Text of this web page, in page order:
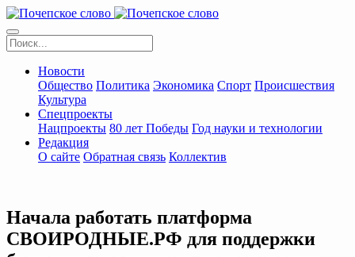
Новости
Общество Политика Экономика Спорт Происшествия
Культура
Спецпроекты
Нацпроекты 80 лет Победы Год науки и технологии
Редакция
О сайте Обратная связь Коллектив
Начала работать платформа
СВОИРОДНЫЕ.РФ для поддержки